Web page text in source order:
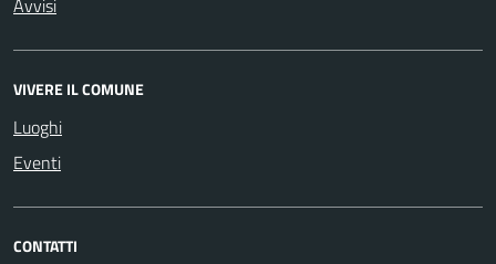
VIVERE IL COMUNE
Luoghi
Eventi
CONTATTI